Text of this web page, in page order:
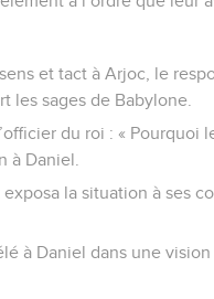
et tact à Arjoc, le
les sages de Babylone.
du roi : « Pourquoi
à Daniel.
la situation à ses
à Daniel dans une